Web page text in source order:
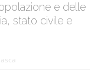
e delle
stato civile e